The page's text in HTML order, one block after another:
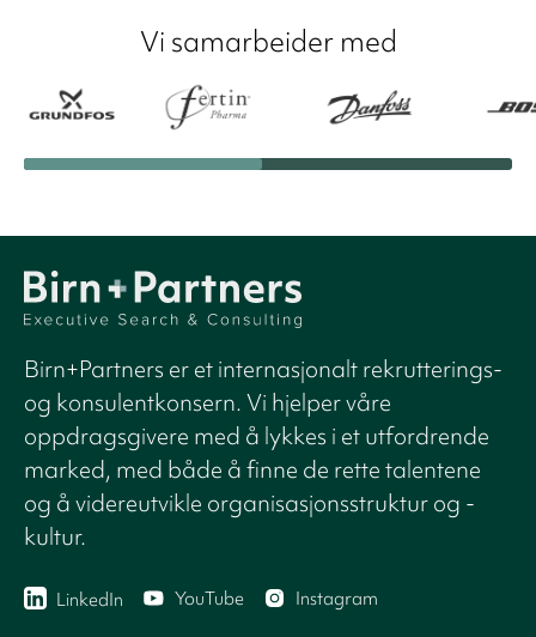
Vi samarbeider med
Birn+Partners er et internasjonalt rekrutterings-
og konsulentkonsern. Vi hjelper våre
oppdragsgivere med å lykkes i et utfordrende
marked, med både å finne de rette talentene
og å videreutvikle organisasjonsstruktur og -
kultur.
LinkedIn YouTube Instagram